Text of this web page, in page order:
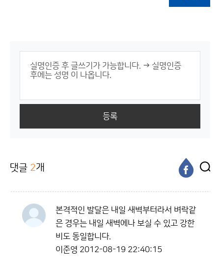
등록
댓글 2개
본격적인 발달은 내일 새벽부터라서 벼락같
은 경우는 내일 새벽에나 보실 수 있고 강한
비도 동일합니다.
이준영 2012-08-19 22:40:15